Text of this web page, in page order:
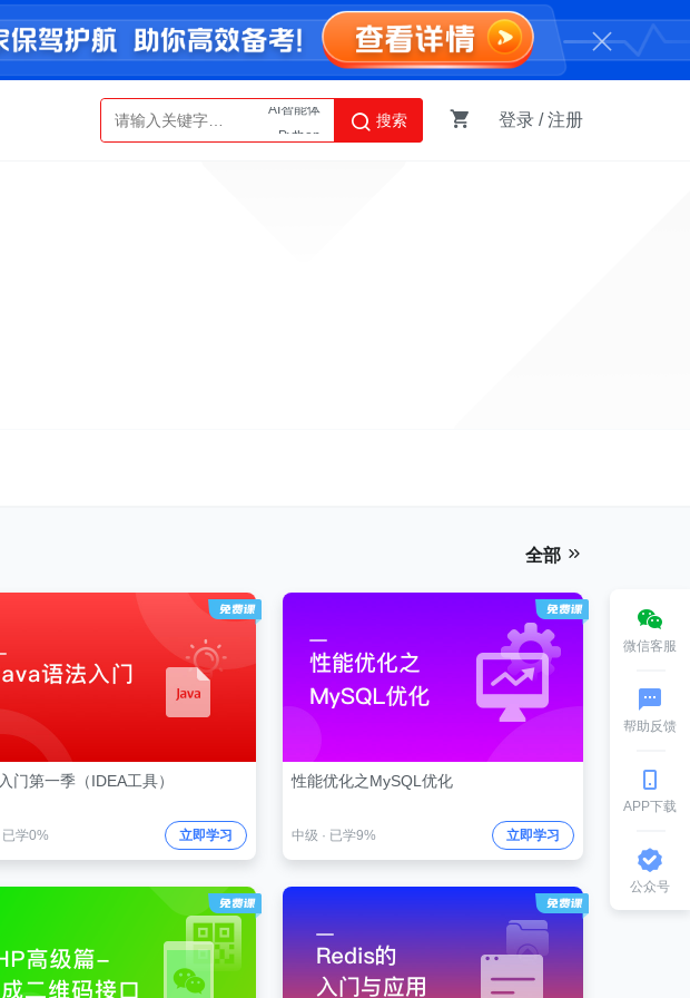
Python
AI智能体
搜索 登录 /注册
全部
门第一季（IDEA工具）
已学0% 立即学习
性能优化之MySQL优化
中级 · 已学9% 立即学习
微信客服
帮助反馈
APP下载
公众号